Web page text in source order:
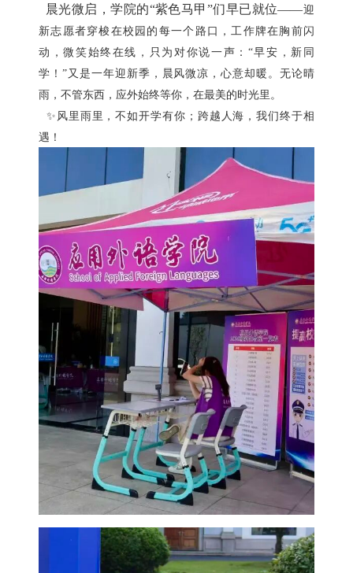
晨光微启，学院的“紫色马甲”们早已就位——迎
新志愿者穿梭在校园的每一个路口，工作牌在胸前闪
动，微笑始终在线， 只为对你说一声：“早安，新同
学！” 又是一年迎新季，晨风微凉，心意却暖。无论晴
雨，不管东西， 应外始终等你，在最美的时光里。
✨风里雨里，不如开学有你； 跨越人海，我们终于相
遇！